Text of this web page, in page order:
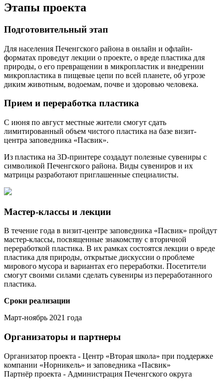
Этапы проекта
Подготовительный этап
Для населения Печенгского района в онлайн и офлайн-
форматах проведут лекции о проекте, о вреде пластика для
природы, о его превращении в микропластик и внедрении
микропластика в пищевые цепи по всей планете, об угрозе
диким животным, водоемам, почве и здоровью человека.
Прием и переработка пластика
С июня по август местные жители смогут сдать
лимитированный объем чистого пластика на базе визит-
центра заповедника «Пасвик».
Из пластика на 3D-принтере создадут полезные сувениры с
символикой Печенгского района. Виды сувениров и их
матрицы разработают приглашенные специалисты.
Мастер-классы и лекции
В течение года в визит-центре заповедника «Пасвик» пройдут
мастер-классы, посвященные знакомству с вторичной
переработкой пластика. В их рамках состоятся лекции о вреде
пластика для природы, открытые дискуссии о проблеме
мирового мусора и вариантах его переработки. Посетители
смогут своими силами сделать сувениры из переработанного
пластика.
Сроки реализации
Март-ноябрь 2021 года
Организаторы и партнеры
Организатор проекта - Центр «Вторая школа» при поддержке
компании «Норникель» и заповедника «Пасвик»
Партнёр проекта - Администрация Печенгского округа